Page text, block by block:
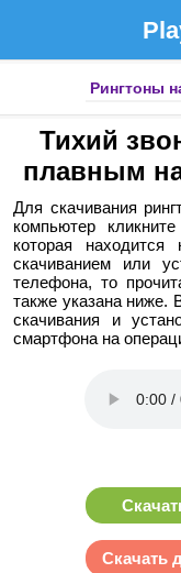
Рингтоны
Тихий
плавным
Для скачивания
компьютер
которая
скачиванием или
телефона, то
также указана ниже.
скачивания и
смартфона на
Скачать